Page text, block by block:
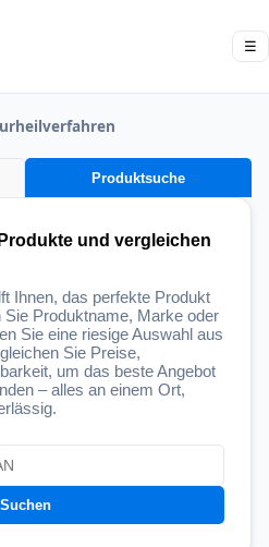
☰
Produktsuche
und vergleichen
Ihnen, das perfekte Produkt
Produktname, Marke oder
Sie eine riesige Auswahl aus
Sie Preise,
um das beste Angebot
– alles an einem Ort,
Suchen